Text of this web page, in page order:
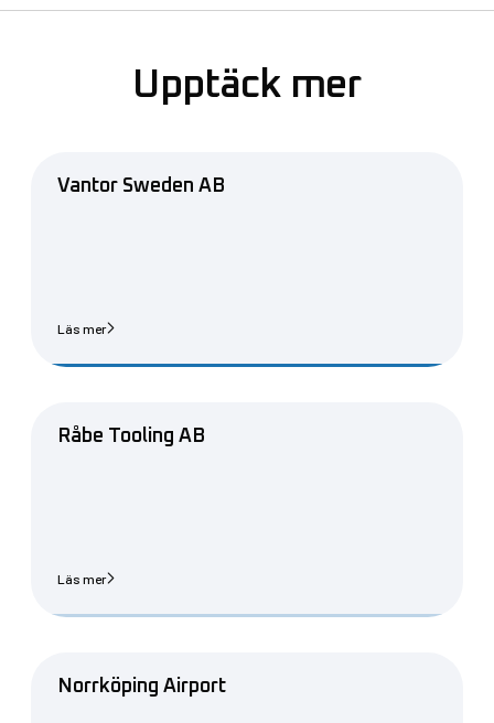
Upptäck mer
Vantor Sweden AB
Läs mer
Råbe Tooling AB
Läs mer
Norrköping Airport